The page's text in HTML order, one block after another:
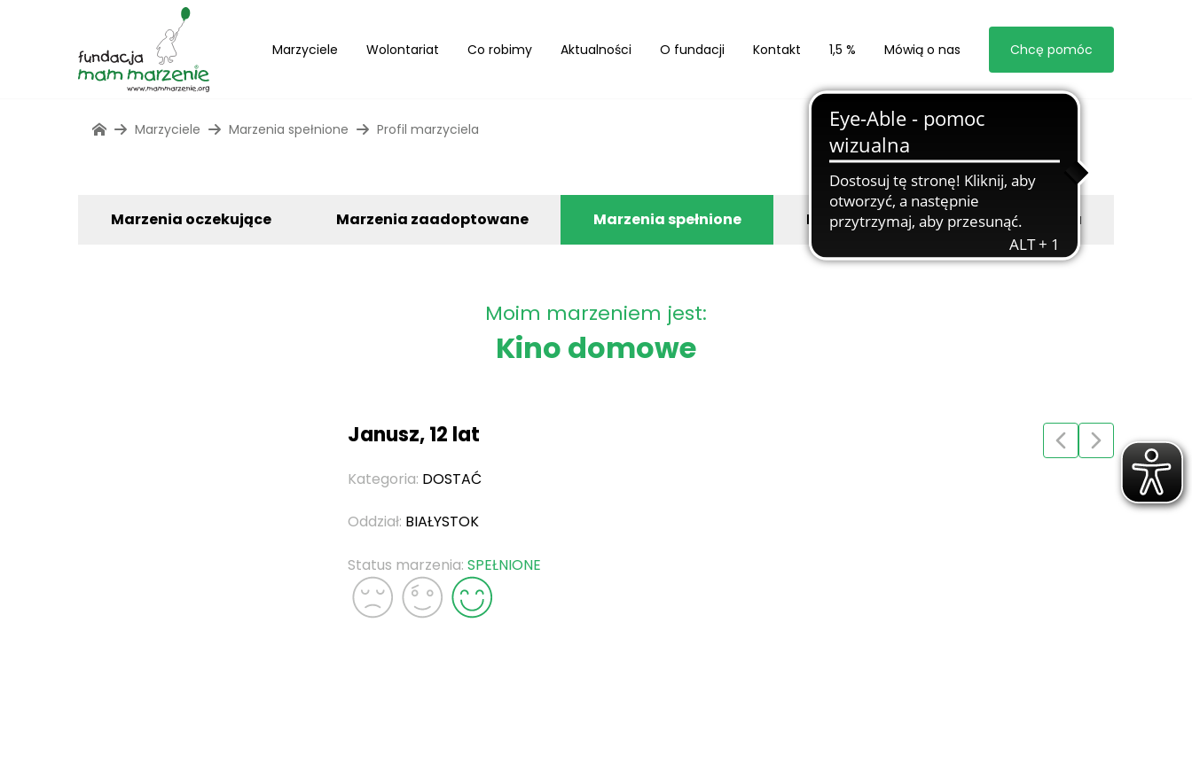
Marzyciele Wolontariat Co robimy Aktualności O fundacji Kontakt 1,5 % Mówią o nas Chcę pomóc
Marzyciele Marzenia spełnione Profil marzyciela
Marzenia oczekujące Marzenia zaadoptowane Marzenia spełnione Byli z nami Zgłoś marzyciela
Moim marzeniem jest:
Kino domowe
Janusz, 12 lat
Kategoria: DOSTAĆ
Oddział: BIAŁYSTOK
Status marzenia: SPEŁNIONE